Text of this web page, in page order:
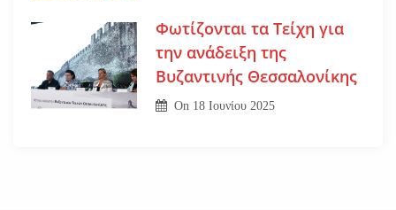
Φωτίζονται τα Τείχη για
την ανάδειξη της
Βυζαντινής Θεσσαλονίκης
On 18 Ιουνίου 2025